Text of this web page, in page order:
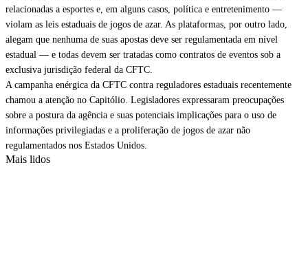
relacionadas a esportes e, em alguns casos, política e entretenimento —
violam as leis estaduais de jogos de azar. As plataformas, por outro lado,
alegam que nenhuma de suas apostas deve ser regulamentada em nível
estadual — e todas devem ser tratadas como contratos de eventos sob a
exclusiva jurisdição federal da CFTC.
A campanha enérgica da CFTC contra reguladores estaduais recentemente
chamou a atenção no Capitólio. Legisladores expressaram preocupações
sobre a postura da agência e suas potenciais implicações para o uso de
informações privilegiadas e a proliferação de jogos de azar não
regulamentados nos Estados Unidos.
Mais lidos